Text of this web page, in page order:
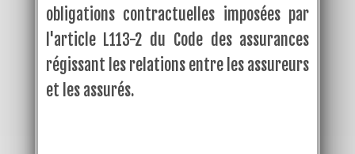
obligations contractuelles imposées par
l'article L113-2 du Code des assurances
régissant les relations entre les assureurs
et les assurés.